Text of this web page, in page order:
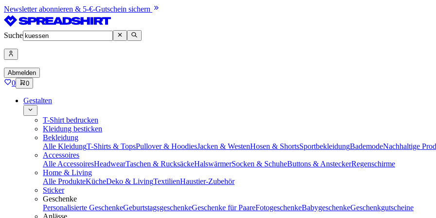
Newsletter abonnieren & 5-€-Gutschein sichern
Suche
Abmelden
0 0
Gestalten
T-Shirt bedrucken
Kleidung besticken
Bekleidung
Alle KleidungT-Shirts & TopsPullover & HoodiesJacken & WestenHosen & ShortsSportbekleidungBademodeNachhaltige
Accessoires
Alle AccessoiresHeadwearTaschen & RucksäckeHalswärmerSocken & SchuheButtons & AnsteckerRegenschirme
Home & Living
Alle ProdukteKücheDeko & LivingTextilienHaustier-Zubehör
Sticker
Geschenke
Personalisierte GeschenkeGeburtstagsgeschenkeGeschenke für PaareFotogeschenkeBabygeschenkeGeschenkgutscheine